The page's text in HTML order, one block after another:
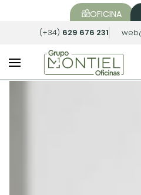
OFICINA
(+34) 629 676 231